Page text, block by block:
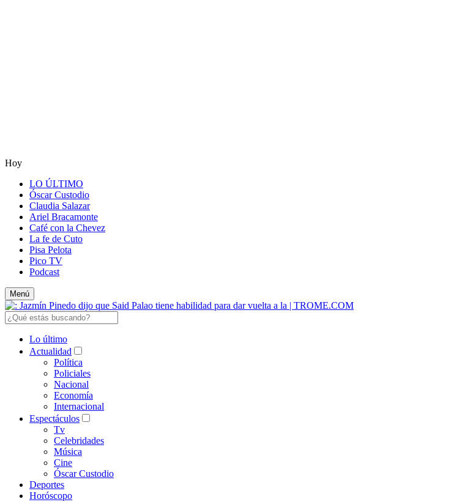
Hoy
LO ÚLTIMO
Óscar Custodio
Claudia Salazar
Ariel Bracamonte
Café con la Chevez
La fe de Cuto
Pisa Pelota
Pico TV
Podcast
Menú
Lo último
Actualidad
Política
Policiales
Nacional
Economía
Internacional
Espectáculos
Tv
Celebridades
Música
Cine
Óscar Custodio
Deportes
Horóscopo